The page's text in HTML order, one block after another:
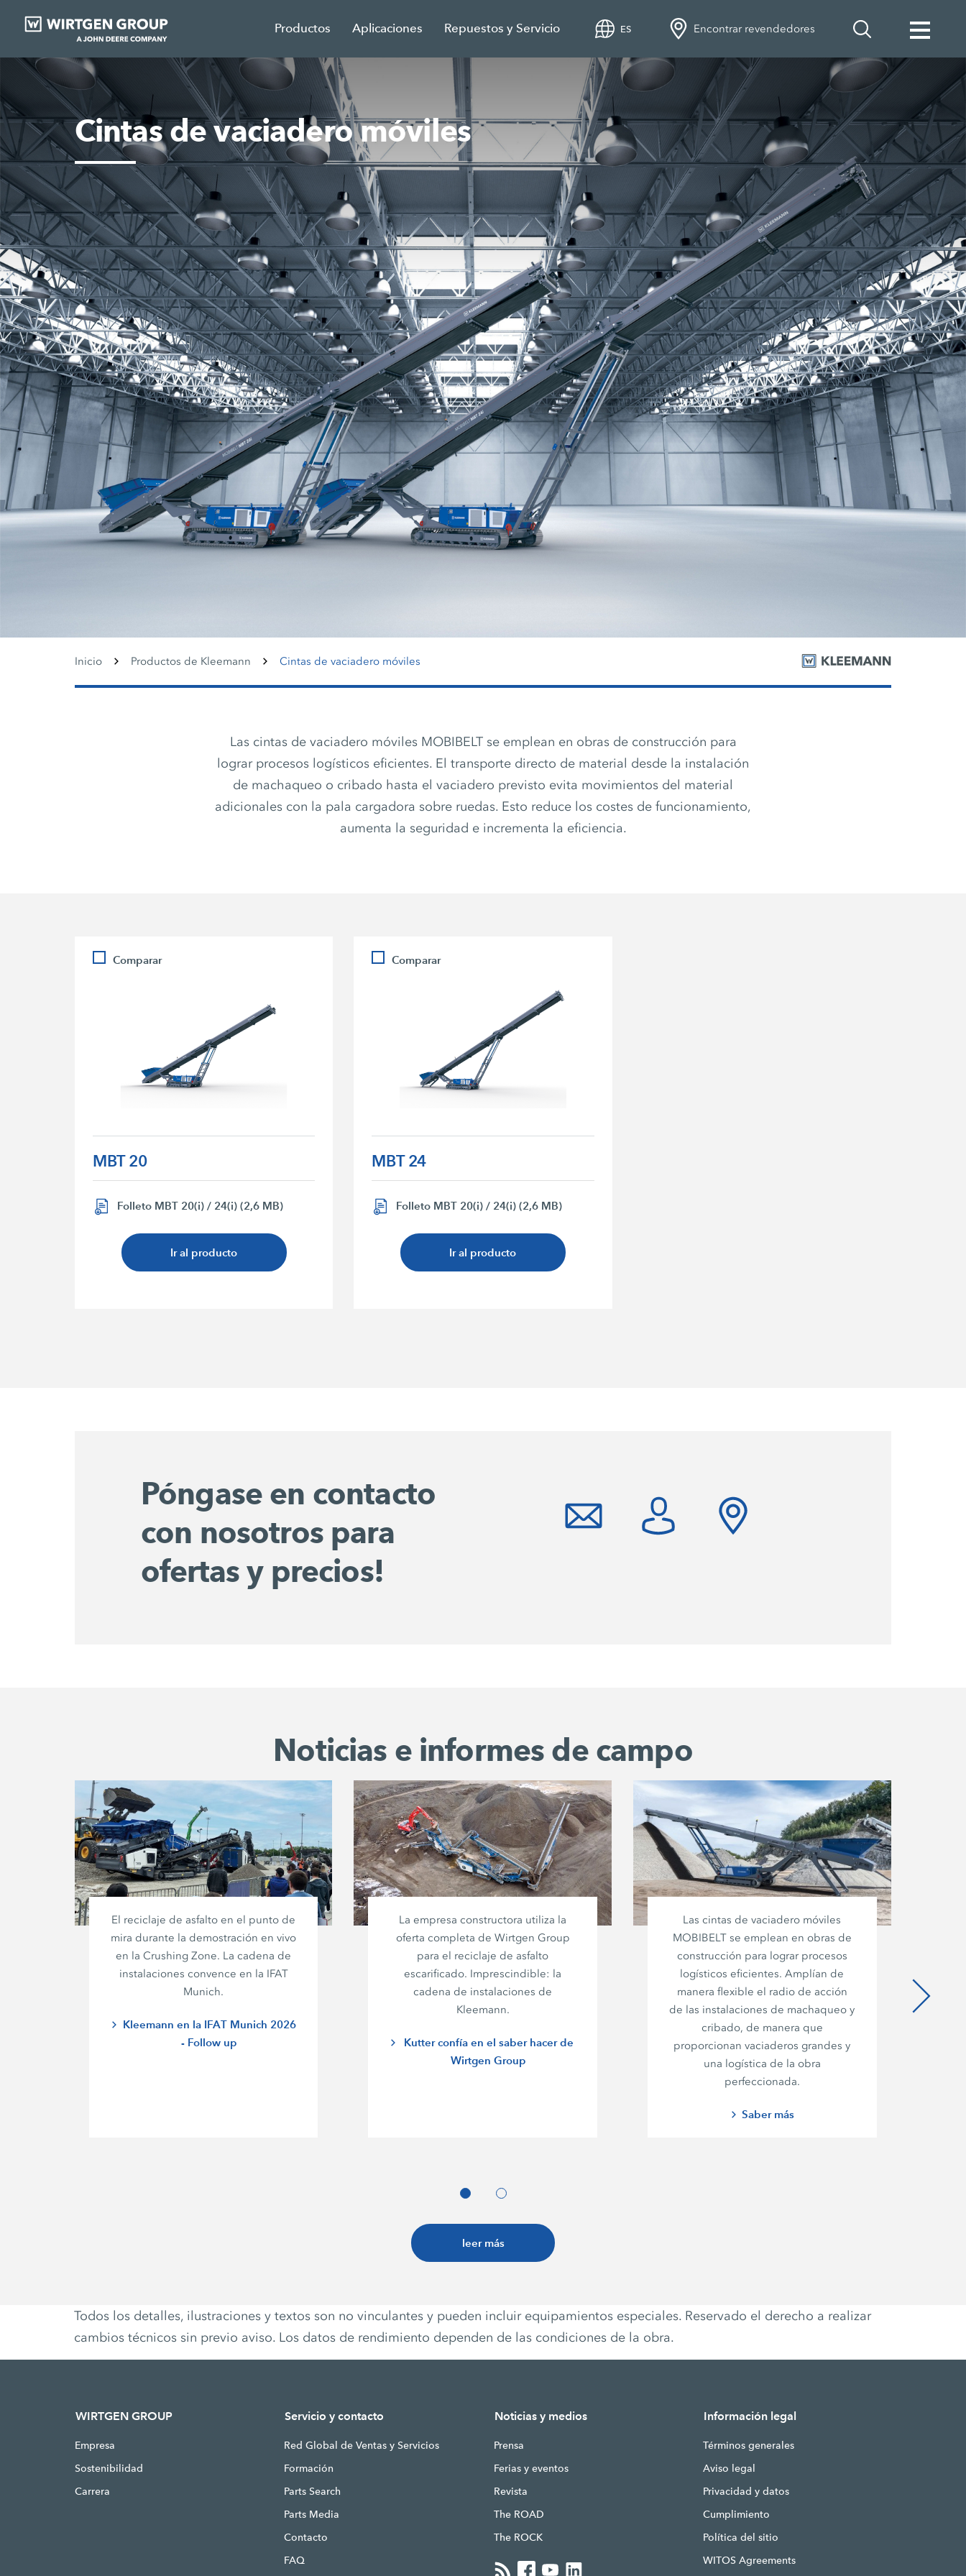
Productos Aplicaciones Repuestos y Servicio ES Encontrar revendedores
Cintas de vaciadero móviles
Inicio Productos de Kleemann Cintas de vaciadero móviles
Las cintas de vaciadero móviles MOBIBELT se emplean en obras de construcción para
lograr procesos logísticos eficientes. El transporte directo de material desde la instalación
de machaqueo o cribado hasta el vaciadero previsto evita movimientos del material
adicionales con la pala cargadora sobre ruedas. Esto reduce los costes de funcionamiento,
aumenta la seguridad e incrementa la eficiencia.
Comparar
MBT 20
Folleto MBT 20(i) / 24(i) (2,6 MB)
Ir al producto
Comparar
MBT 24
Folleto MBT 20(i) / 24(i) (2,6 MB)
Ir al producto
Póngase en contacto
con nosotros para
ofertas y precios!
Noticias e informes de campo
El reciclaje de asfalto en el punto de
mira durante la demostración en vivo
en la Crushing Zone. La cadena de
instalaciones convence en la IFAT
Munich.
Kleemann en la IFAT Munich 2026
- Follow up
La empresa constructora utiliza la
oferta completa de Wirtgen Group
para el reciclaje de asfalto
escarificado. Imprescindible: la
cadena de instalaciones de
Kleemann.
Kutter confía en el saber hacer de
Wirtgen Group
Las cintas de vaciadero móviles
MOBIBELT se emplean en obras de
construcción para lograr procesos
logísticos eficientes. Amplían de
manera flexible el radio de acción
de las instalaciones de machaqueo y
cribado, de manera que
proporcionan vaciaderos grandes y
una logística de la obra
perfeccionada.
Saber más
leer más
Todos los detalles, ilustraciones y textos son no vinculantes y pueden incluir equipamientos especiales. Reservado el derecho a realizar
cambios técnicos sin previo aviso. Los datos de rendimiento dependen de las condiciones de la obra.
WIRTGEN GROUP
Empresa
Sostenibilidad
Carrera
Servicio y contacto
Red Global de Ventas y Servicios
Formación
Parts Search
Parts Media
Contacto
FAQ
Noticias y medios
Prensa
Ferias y eventos
Revista
The ROAD
The ROCK
Información legal
Términos generales
Aviso legal
Privacidad y datos
Cumplimiento
Política del sitio
WITOS Agreements